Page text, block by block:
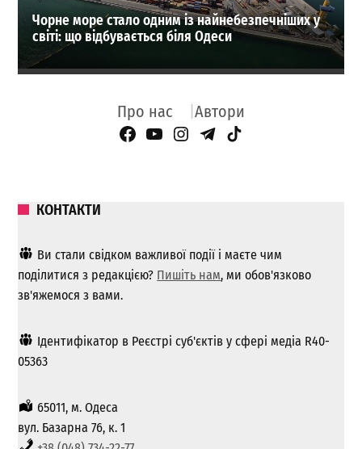
Чорне море стало одним із найнебезпечніших у
світі: що відбувається біля Одеси
Про нас Автори
Facebook Page
YouTube
Instagram
Telegram
TikTok
КОНТАКТИ
Ви стали свідком важливої ​​події і маєте чим
поділитися з редакцією? Пишіть нам, ми обов'язково
зв'яжемося з вами.
Ідентифікатор в Реєстрі суб'єктів у сфері медіа R40-
05363
65011, м. Одеса
вул. Базарна 76, к. 1